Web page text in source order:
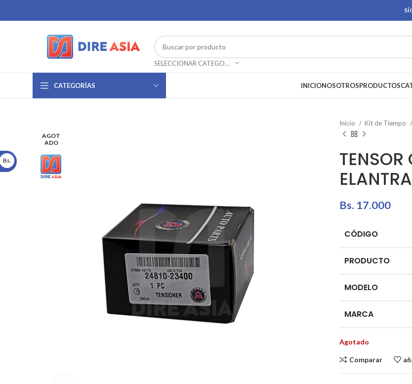
SELECCIONAR CATEGORÍA
CATEGORÍAS INICIONOSOTROSPRODUCTOS
AGOT
ADO
Inicio Kit de Tiempo
TENSOR
ELANTRA
Bs. 17.000
CÓDIGO
PRODUCTO
MODELO
MARCA
Agotado
Comparar
Bs.